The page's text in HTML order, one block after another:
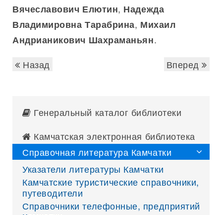
Вячеславович Елютин, Надежда
Владимировна Тарабрина, Михаил
Андрианикович Шахраманьян.
Назад
Вперед
Генеральный каталог библиотеки
Камчатская электронная библиотека
Справочная литература Камчатки
Указатели литературы Камчатки
Камчатские туристические справочники,
путеводители
Справочники телефонные, предприятий